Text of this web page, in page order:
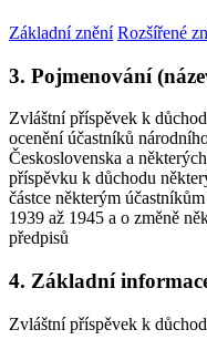
Základní znění Rozšířené
3. Pojmenování
Zvláštní příspěvek k
ocenění účastníků
Československa a
příspěvku k důchodu
částce některým
1939 až 1945 a o změně
předpisů
4. Základní
Zvláštní příspěvek k